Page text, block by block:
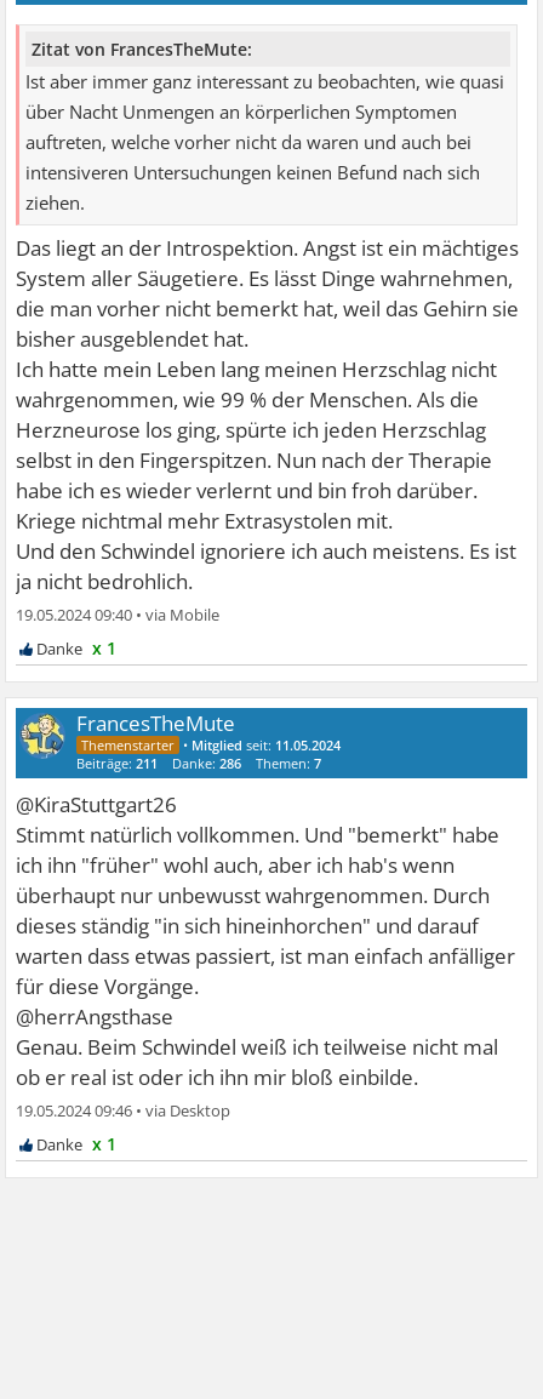
Zitat von FrancesTheMute:
Ist aber immer ganz interessant zu beobachten, wie quasi
über Nacht Unmengen an körperlichen Symptomen
auftreten, welche vorher nicht da waren und auch bei
intensiveren Untersuchungen keinen Befund nach sich
ziehen.
Das liegt an der Introspektion. Angst ist ein mächtiges
System aller Säugetiere. Es lässt Dinge wahrnehmen,
die man vorher nicht bemerkt hat, weil das Gehirn sie
bisher ausgeblendet hat.
Ich hatte mein Leben lang meinen Herzschlag nicht
wahrgenommen, wie 99 % der Menschen. Als die
Herzneurose los ging, spürte ich jeden Herzschlag
selbst in den Fingerspitzen. Nun nach der Therapie
habe ich es wieder verlernt und bin froh darüber.
Kriege nichtmal mehr Extrasystolen mit.
Und den Schwindel ignoriere ich auch meistens. Es ist
ja nicht bedrohlich.
19.05.2024 09:40 •
x 1
FrancesTheMute
• Mitglied seit: 11.05.2024
Beiträge:211 Danke:286 Themen:7
@KiraStuttgart26
Stimmt natürlich vollkommen. Und "bemerkt" habe
ich ihn "früher" wohl auch, aber ich hab's wenn
überhaupt nur unbewusst wahrgenommen. Durch
dieses ständig "in sich hineinhorchen" und darauf
warten dass etwas passiert, ist man einfach anfälliger
für diese Vorgänge.
@herrAngsthase
Genau. Beim Schwindel weiß ich teilweise nicht mal
ob er real ist oder ich ihn mir bloß einbilde.
19.05.2024 09:46 •
x 1